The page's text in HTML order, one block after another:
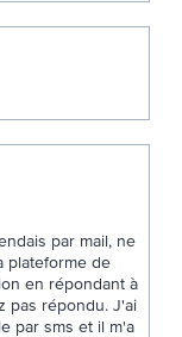
par mail, ne
plateforme de
en répondant à
pas répondu. J'ai
par sms et il m'a